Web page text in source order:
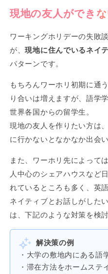
現地の友人ができ
ワーキングホリデーの失敗
が、現地に住んでいるネイ
パターンです。
もちろんワーホリ初期に通
り合いは増えますが、語学
世界各国からの留学生。
現地の友人を作りたい方は
に行かないとなかなか出会
また、ワーホリ先によって
人中心のシェアハウスなど
れているところも多く、英
ネイティブとお話しがした
は、下記のような対策を検
解決策の例
・大学の敷地内にある語
・滞在方法をホームステ